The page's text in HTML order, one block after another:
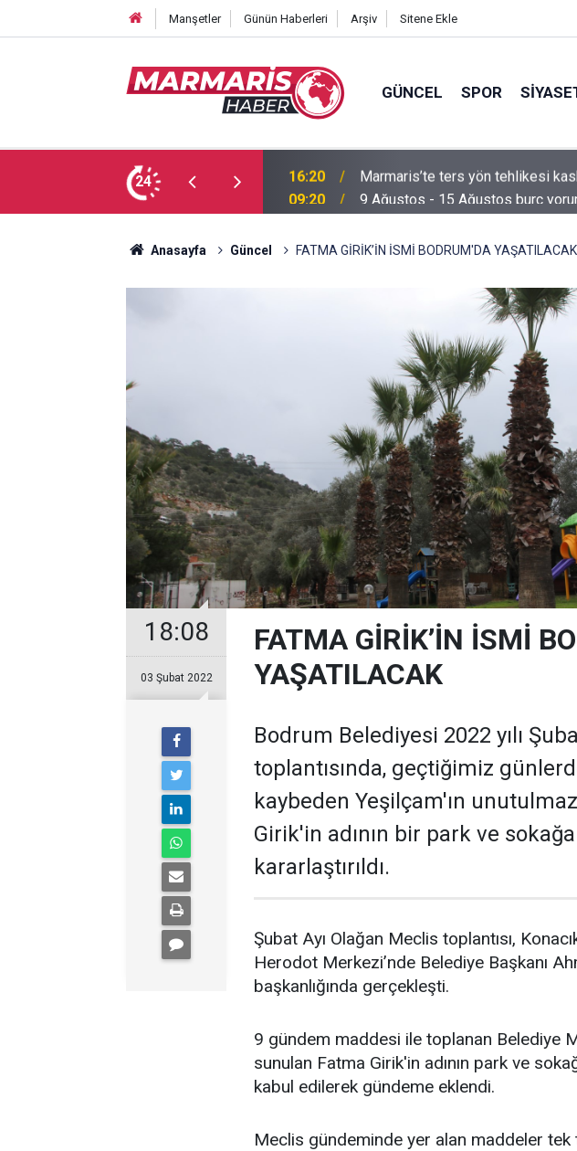
Manşetler Günün Haberleri Arşiv Sitene Ekle
GÜNCEL SPOR
24 09:20 9 Ağustos - 15 Ağustos burç
Anasayfa Güncel FATMA GİRİK’İN İSMİ BODRUM'DA YAŞATILACAK
18:08
03 Şubat 2022
FATMA GİRİK’İN İSMİ
YAŞATILACAK
Bodrum Belediyesi 2022 yılı
toplantısında, geçtiğimiz
kaybeden Yeşilçam'ın
Girik'in adının bir park ve
kararlaştırıldı.
Şubat Ayı Olağan Meclis toplantısı,
Herodot Merkezi’nde Belediye Başkanı
başkanlığında gerçekleşti.
9 gündem maddesi ile toplanan Belediye
sunulan Fatma Girik'in adının park ve
kabul edilerek gündeme eklendi.
Meclis gündeminde yer alan maddeler